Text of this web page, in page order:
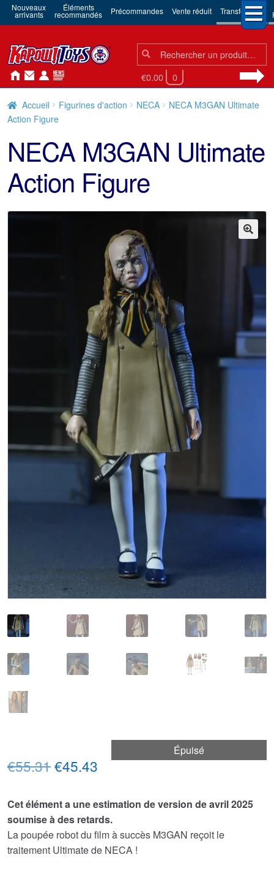
Nouveaux
arrivants
Éléments
recommandés Précommandes Vente réduit Transformers
Chercher:
Chercher
€0.00 0
Accueil Figurines d'action NECA
NECA M3GAN Ultimate
Action Figure
NECA M3GAN Ultimate
Action Figure
Épuisé
€55.31Le
initial
était :
€55.31.
€45.43 Le
actuel
est :
€45.43.
Cet élément a une estimation de version de avril 2025
soumise à des retards.
La poupée robot du film à succès M3GAN reçoit le
traitement Ultimate de NECA !